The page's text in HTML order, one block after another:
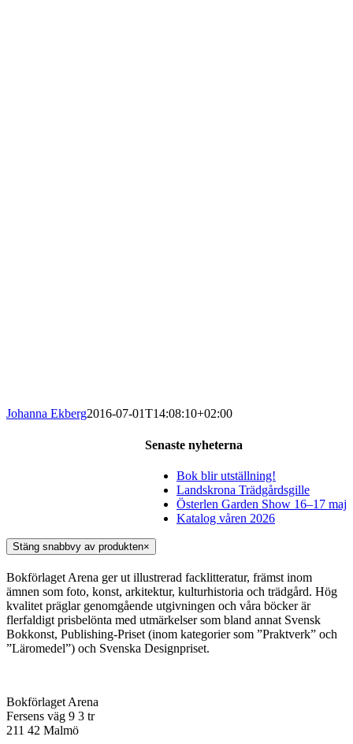
Johanna Ekberg2016-07-01T14:08:10+02:00
Senaste nyheterna
Bok blir utställning!
Landskrona Trädgårdsgille
Österlen Garden Show 16–17 maj
Katalog våren 2026
Stäng snabbvy av produkten×
Bokförlaget Arena ger ut illustrerad facklitteratur, främst inom
ämnen som foto, konst, arkitektur, kulturhistoria och trädgård. Hög
kvalitet präglar genomgående utgivningen och våra böcker är
flerfaldigt prisbelönta med utmärkelser som bland annat Svensk
Bokkonst, Publishing-Priset (inom kategorier som ”Praktverk” och
”Läromedel”) och Svenska Designpriset.
Bokförlaget Arena
Fersens väg 9 3 tr
211 42 Malmö